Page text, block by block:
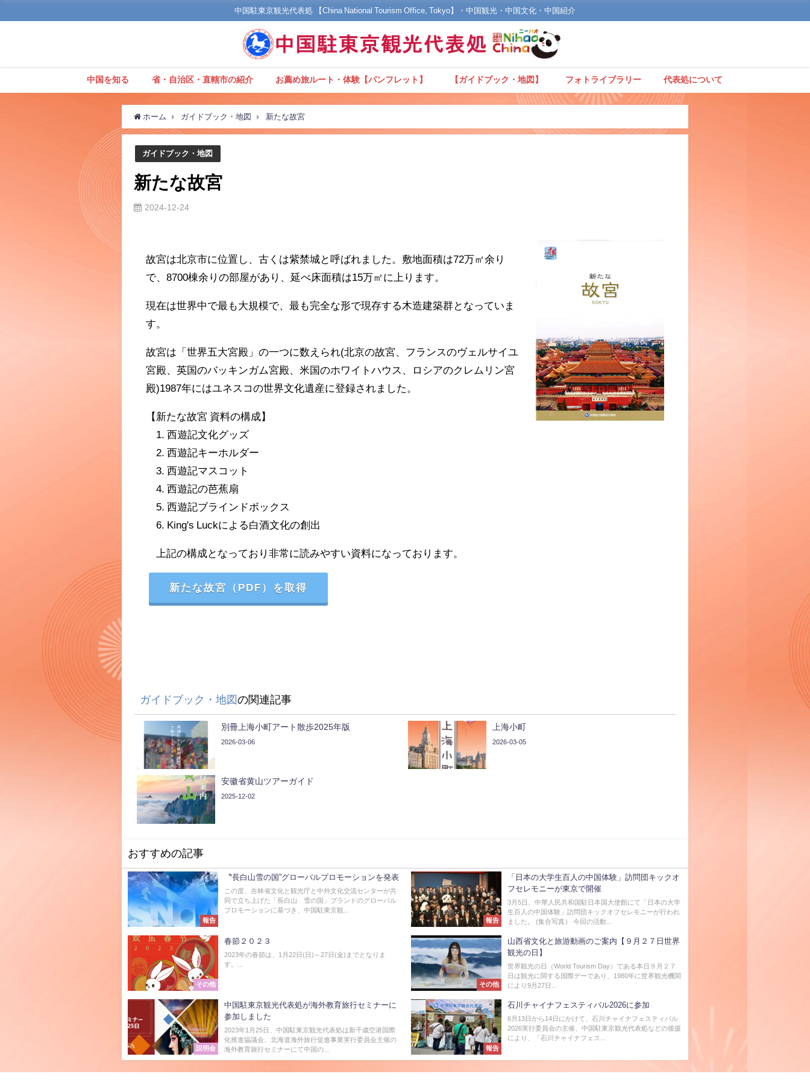
中国駐東京観光代表処 【China National Tourism Office, Tokyo】・中国観光・中国文化・中国紹介
中国を知る 省・自治区・直轄市の紹介 お薦め旅ルート・体験【パンフレット】 【ガイドブック・地図】 フォトライブラリー 代表処について
ホーム ガイドブック・地図 新たな故宮
ガイドブック・地図
新たな故宮
2024-12-24
故宮は北京市に位置し、古くは紫禁城と呼ばれました。敷地面積は72万㎡余り
で、8700棟余りの部屋があり、延べ床面積は15万㎡に上ります。
現在は世界中で最も大規模で、最も完全な形で現存する木造建築群となっていま
す。
故宮は「世界五大宮殿」の一つに数えられ(北京の故宮、フランスのヴェルサイユ
宮殿、英国のバッキンガム宮殿、米国のホワイトハウス、ロシアのクレムリン宮
殿)1987年にはユネスコの世界文化遺産に登録されました。
【新たな故宮 資料の構成】
1. 西遊記文化グッズ
2. 西遊記キーホルダー
3. 西遊記マスコット
4. 西遊記の芭蕉扇
5. 西遊記ブラインドボックス
6. King's Luckによる白酒文化の創出
上記の構成となっており非常に読みやすい資料になっております。
新たな故宮（PDF）を取得
ガイドブック・地図 の関連記事
別冊上海小町アート散歩2025年版
2026-03-06
上海小町
2026-03-05
安徽省黄山ツアーガイド
2025-12-02
おすすめの記事
報告
〝長白山雪の国”グローバルプロモーションを発表
この度、吉林省文化と観光庁と中外文化交流センターが共
同で立ち上げた「長白山 雪の国」ブランドのグローバル
プロモーションに基づき、中国駐東京観...
報告
「日本の大学生百人の中国体験」訪問団キックオ
フセレモニーが東京で開催
3月5日、中華人民共和国駐日本国大使館にて「日本の大学
生百人の中国体験」訪問団キックオフセレモニーが行われ
ました。 (集合写真） 今回の活動...
その他
春節２０２３
2023年の春節は、1月22日(日)～27日(金)までとなりま
す。...
その他
山西省文化と旅游動画のご案内【９月２７日世界
観光の日】
世界観光の日（World Tourism Day）である本日９月２７
日は観光に関する国際デーであり、1980年に世界観光機関
により9月27日...
説明会
中国駐東京観光代表処が海外教育旅行セミナーに
参加しました
2023年1月25日、中国駐東京観光代表処は新千歳空港国際
化推進協議会、北海道海外旅行促進事業実行委員会主催の
海外教育旅行セミナーにて中国の...
報告
石川チャイナフェスティバル2026に参加
6月13日から14日にかけて、石川チャイナフェスティバル
2026実行委員会の主催、中国駐東京観光代表処などの後援
により、「石川チャイナフェス...